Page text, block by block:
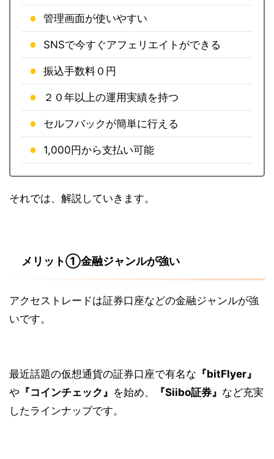
管理画面が使いやすい
SNSで今すぐアフェリエイトができる
振込手数料０円
２０年以上の運用実績を持つ
セルフバックが簡単に行える
1,000円から支払い可能
それでは、解説していきます。
メリット①金融ジャンルが強い
アクセストレードは証券口座などの金融ジャンルが強
いです。
最近話題の仮想通貨の証券口座で有名な 『bitFlyer』
や 『コインチェック』 を始め、 『Siibo証券』 など充実
したラインナップです。